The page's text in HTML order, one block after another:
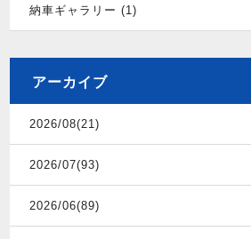
納車ギャラリー (1)
アーカイブ
2026/08(21)
2026/07(93)
2026/06(89)